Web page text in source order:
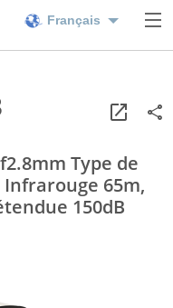
Français
Type de
65m,
150dB